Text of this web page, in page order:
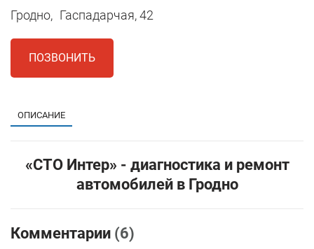
Гродно, Гаспадарчая, 42
ПОЗВОНИТЬ
ОПИСАНИЕ
«СТО Интер» - диагностика и ремонт
автомобилей в Гродно
Комментарии (6)